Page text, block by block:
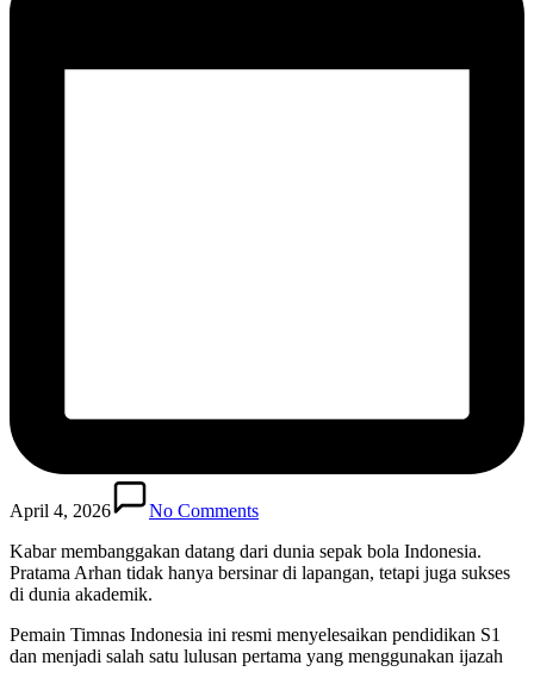
April 4, 2026
No Comments
Kabar membanggakan datang dari dunia sepak bola Indonesia.
Pratama Arhan tidak hanya bersinar di lapangan, tetapi juga sukses
di dunia akademik.
Pemain Timnas Indonesia ini resmi menyelesaikan pendidikan S1
dan menjadi salah satu lulusan pertama yang menggunakan ijazah